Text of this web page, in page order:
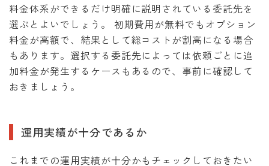
料金体系ができるだけ明確に説明されている委託先を
選ぶとよいでしょう。 初期費用が無料でもオプション
料金が高額で、結果として総コストが割高になる場合
もあります。選択する委託先によっては依頼ごとに追
加料金が発生するケースもあるので、事前に確認して
おきましょう。
運用実績が十分であるか
これまでの運用実績が十分かもチェックしておきたい